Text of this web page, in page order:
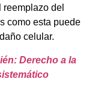
del
como esta puede
celular.
Derecho a la